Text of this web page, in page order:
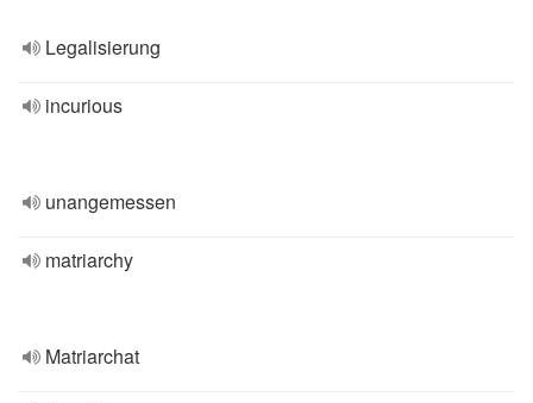
Legalisierung
incurious
unangemessen
matriarchy
Matriarchat